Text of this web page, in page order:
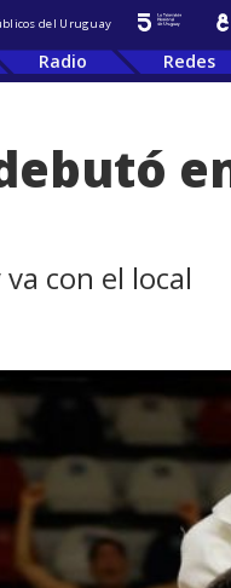
del Uruguay
Radio Redes
con el local